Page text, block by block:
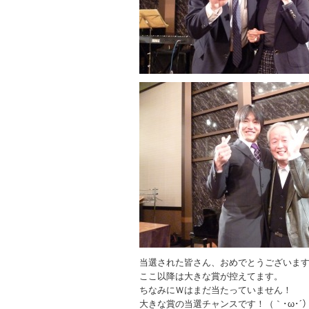
当選された皆さん、おめでとうございま
ここ以降は大きな賞が控えてます。
ちなみにＷはまだ当たっていません！
大きな賞の当選チャンスです！（｀･ω･´